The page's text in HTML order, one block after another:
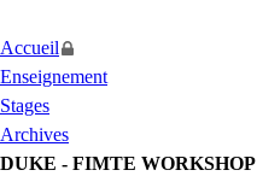
Accueil
Enseignement
Stages
Archives
DUKE - FIMTE WORKSHOP